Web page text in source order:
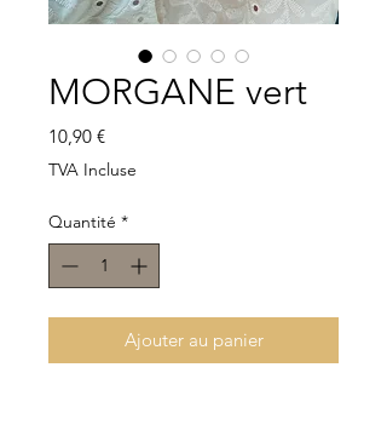
MORGANE vert
10,90 €Prix
TVA Incluse
Quantité *
Ajouter au panier